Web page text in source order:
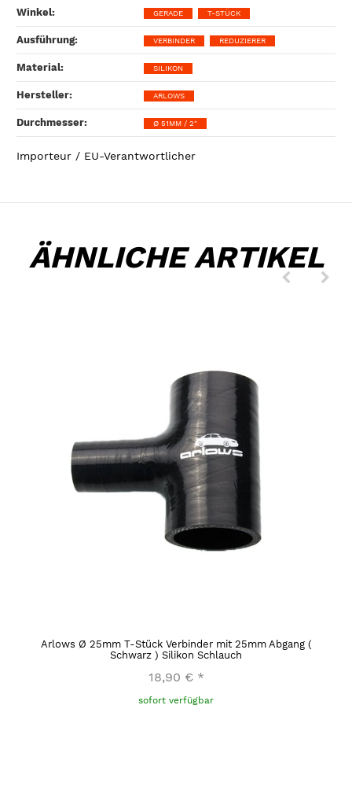
Winkel‍: GERADE T-STÜCK
Ausführung‍: VERBINDER REDUZIERER
Material‍: SILIKON
Hersteller‍: ARLOWS
Durchmesser‍: Ø 51MM / 2"
Importeur / EU-Verantwortlicher
ÄHNLICHE ARTIKEL
Arlows Ø 25mm T-Stück Verbinder mit 25mm Abgang (
Schwarz ) Silikon Schlauch
18,90 € *
sofort verfügbar